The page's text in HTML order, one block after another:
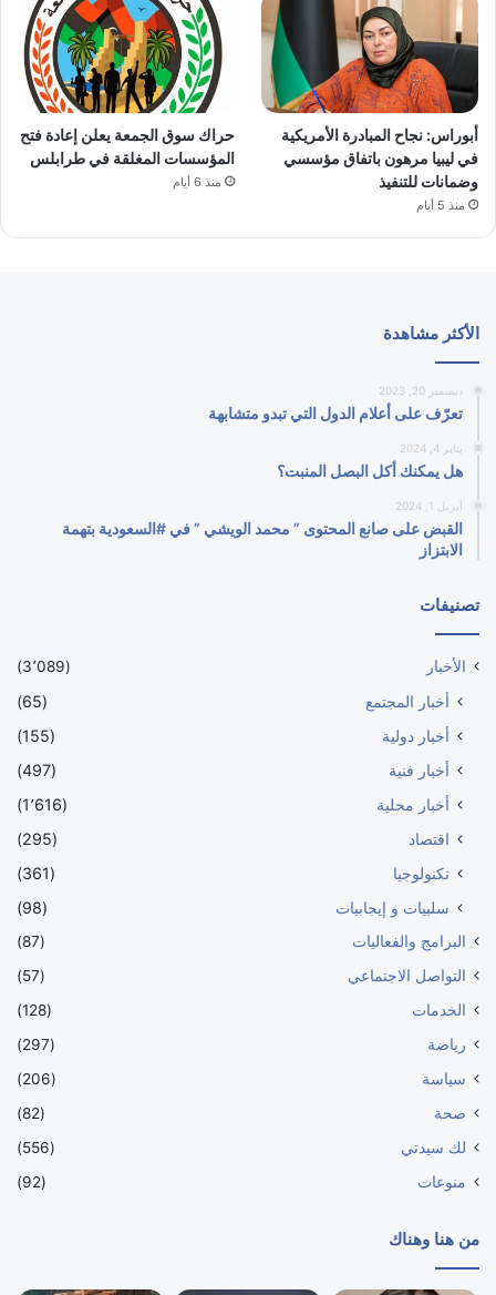
أبوراس: نجاح المبادرة الأمريكية
في ليبيا مرهون باتفاق مؤسسي
وضمانات للتنفيذ
منذ 5 أيام
حراك سوق الجمعة يعلن إعادة فتح
المؤسسات المغلقة في طرابلس
منذ 6 أيام
الأكثر مشاهدة
ديسمبر 20, 2023
تعرّف على أعلام الدول التي تبدو متشابهة
يناير 4, 2024
هل يمكنك أكل البصل المنبت؟
أبريل 1, 2024
القبض على صانع المحتوى ” محمد الويشي ” في #السعودية بتهمة
الابتزاز
تصنيفات
الأخبار (3٬089)
أخبار المجتمع
(65)
أخبار دولية
(155)
أخبار فنية
(497)
أخبار محلية
(1٬616)
اقتصاد
(295)
تكنولوجيا
(361)
سلبيات و إيجابيات
(98)
البرامج والفعاليات
(87)
التواصل الاجتماعي
(57)
الخدمات
(128)
رياضة
(297)
سياسة
(206)
صحة
(82)
لك سيدتي
(556)
منوعات
(92)
من هنا وهناك